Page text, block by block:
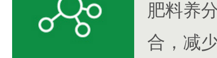
肥料养
合，减